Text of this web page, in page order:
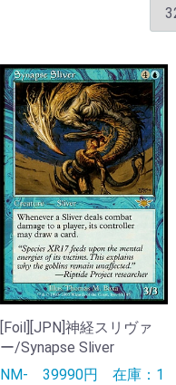
[Foil][JPN]神経スリヴァ
ー/Synapse Sliver
NM- 39990円 在庫：1